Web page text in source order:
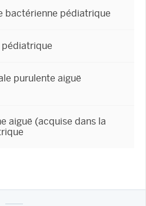
bactérienne pédiatrique
pédiatrique
purulente aiguë
aiguë (acquise dans la